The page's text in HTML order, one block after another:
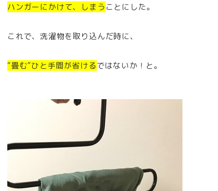
ハンガーにかけて、しまう ことにした。
これで、洗濯物を取り込んだ時に、
“畳む”ひと手間が省けるではないか！と。